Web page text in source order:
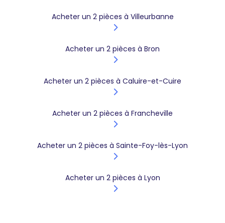
Acheter un 2 pièces à Villeurbanne
Acheter un 2 pièces à Bron
Acheter un 2 pièces à Caluire-et-Cuire
Acheter un 2 pièces à Francheville
Acheter un 2 pièces à Sainte-Foy-lès-Lyon
Acheter un 2 pièces à Lyon